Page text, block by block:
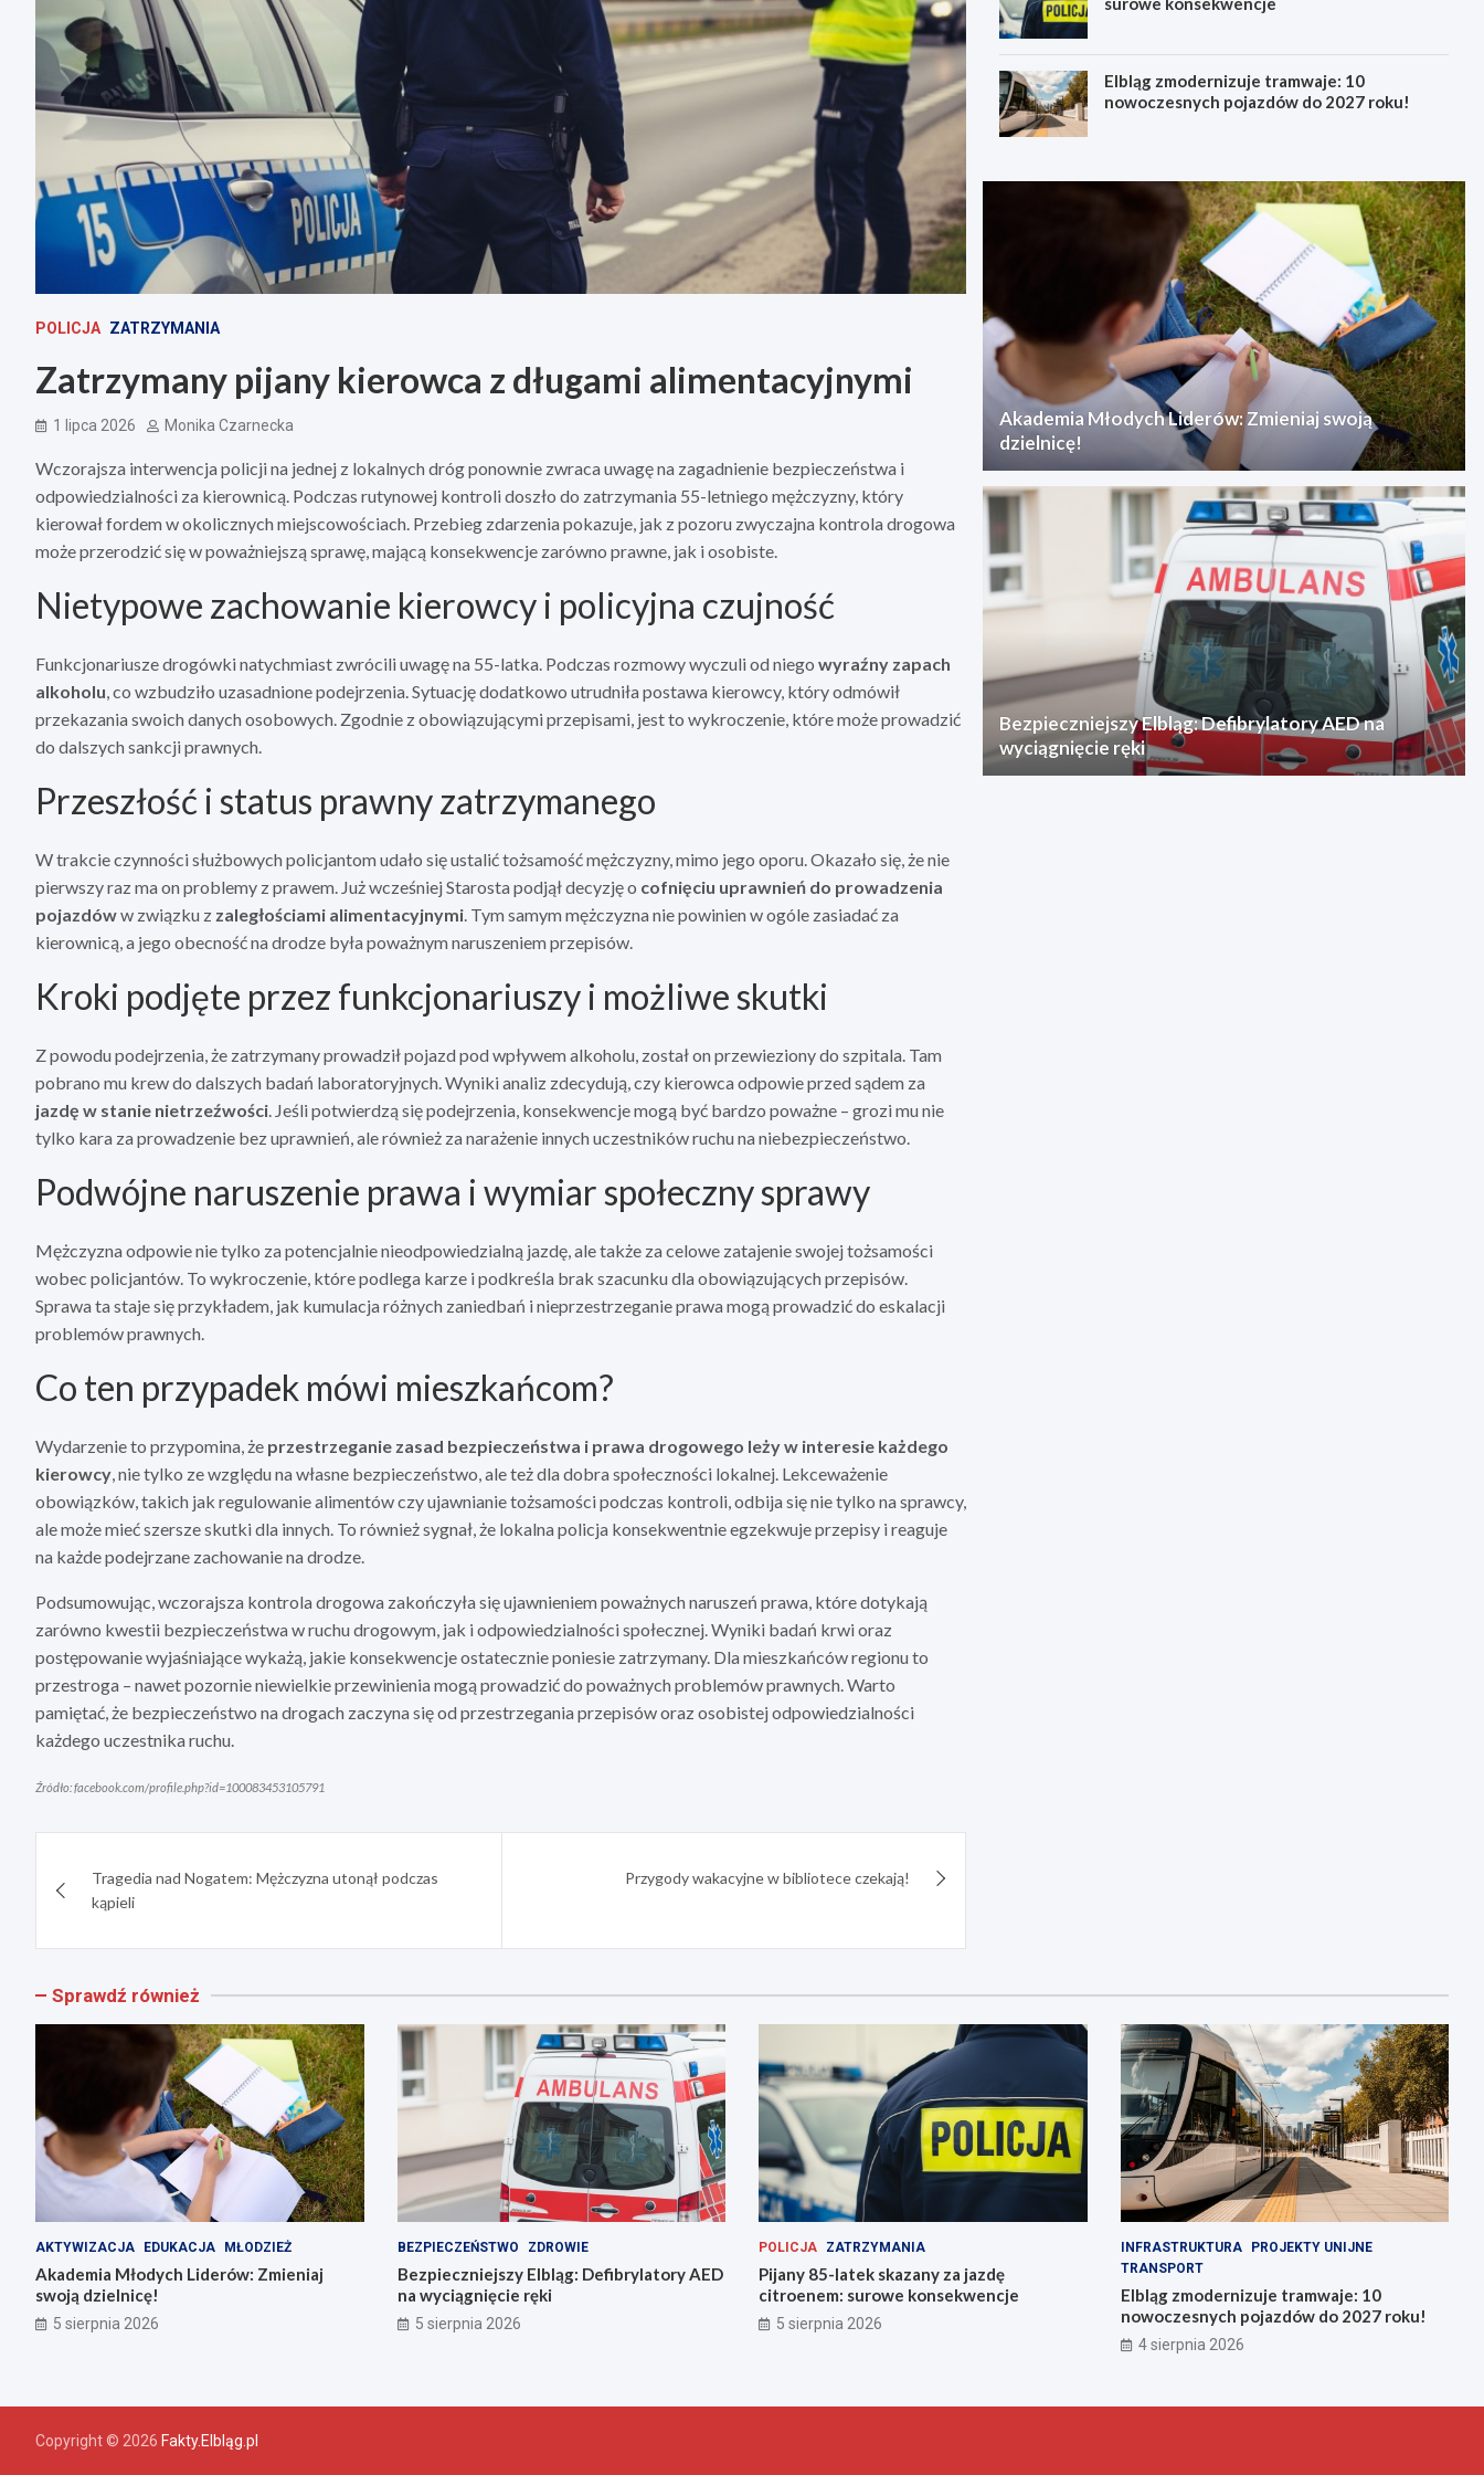
POLICJA ZATRZYMANIA
Zatrzymany pijany kierowca z długami alimentacyjnymi
1 lipca 2026 Monika Czarnecka
Wczorajsza interwencja policji na jednej z lokalnych dróg ponownie zwraca uwagę na zagadnienie bezpieczeństwa i
odpowiedzialności za kierownicą. Podczas rutynowej kontroli doszło do zatrzymania 55-letniego mężczyzny, który
kierował fordem w okolicznych miejscowościach. Przebieg zdarzenia pokazuje, jak z pozoru zwyczajna kontrola drogowa
może przerodzić się w poważniejszą sprawę, mającą konsekwencje zarówno prawne, jak i osobiste.
Nietypowe zachowanie kierowcy i policyjna czujność
Funkcjonariusze drogówki natychmiast zwrócili uwagę na 55-latka. Podczas rozmowy wyczuli od niego wyraźny zapach
alkoholu, co wzbudziło uzasadnione podejrzenia. Sytuację dodatkowo utrudniła postawa kierowcy, który odmówił
przekazania swoich danych osobowych. Zgodnie z obowiązującymi przepisami, jest to wykroczenie, które może prowadzić
do dalszych sankcji prawnych.
Przeszłość i status prawny zatrzymanego
W trakcie czynności służbowych policjantom udało się ustalić tożsamość mężczyzny, mimo jego oporu. Okazało się, że nie
pierwszy raz ma on problemy z prawem. Już wcześniej Starosta podjął decyzję o cofnięciu uprawnień do prowadzenia
pojazdóww związku z zaległościami alimentacyjnymi. Tym samym mężczyzna nie powinien w ogóle zasiadać za
kierownicą, a jego obecność na drodze była poważnym naruszeniem przepisów.
Kroki podjęte przez funkcjonariuszy i możliwe skutki
Z powodu podejrzenia, że zatrzymany prowadził pojazd pod wpływem alkoholu, został on przewieziony do szpitala. Tam
pobrano mu krew do dalszych badań laboratoryjnych. Wyniki analiz zdecydują, czy kierowca odpowie przed sądem za
jazdę w stanie nietrzeźwości. Jeśli potwierdzą się podejrzenia, konsekwencje mogą być bardzo poważne – grozi mu nie
tylko kara za prowadzenie bez uprawnień, ale również za narażenie innych uczestników ruchu na niebezpieczeństwo.
Podwójne naruszenie prawa i wymiar społeczny sprawy
Mężczyzna odpowie nie tylko za potencjalnie nieodpowiedzialną jazdę, ale także za celowe zatajenie swojej tożsamości
wobec policjantów. To wykroczenie, które podlega karze i podkreśla brak szacunku dla obowiązujących przepisów.
Sprawa ta staje się przykładem, jak kumulacja różnych zaniedbań i nieprzestrzeganie prawa mogą prowadzić do eskalacji
problemów prawnych.
Co ten przypadek mówi mieszkańcom?
Wydarzenie to przypomina, że przestrzeganie zasad bezpieczeństwa i prawa drogowego leży w interesie każdego
kierowcy, nie tylko ze względu na własne bezpieczeństwo, ale też dla dobra społeczności lokalnej. Lekceważenie
obowiązków, takich jak regulowanie alimentów czy ujawnianie tożsamości podczas kontroli, odbija się nie tylko na sprawcy,
ale może mieć szersze skutki dla innych. To również sygnał, że lokalna policja konsekwentnie egzekwuje przepisy i reaguje
na każde podejrzane zachowanie na drodze.
Podsumowując, wczorajsza kontrola drogowa zakończyła się ujawnieniem poważnych naruszeń prawa, które dotykają
zarówno kwestii bezpieczeństwa w ruchu drogowym, jak i odpowiedzialności społecznej. Wyniki badań krwi oraz
postępowanie wyjaśniające wykażą, jakie konsekwencje ostatecznie poniesie zatrzymany. Dla mieszkańców regionu to
przestroga – nawet pozornie niewielkie przewinienia mogą prowadzić do poważnych problemów prawnych. Warto
pamiętać, że bezpieczeństwo na drogach zaczyna się od przestrzegania przepisów oraz osobistej odpowiedzialności
każdego uczestnika ruchu.
Źródło: facebook.com/profile.php?id=100083453105791
wpisuTragedia nad Nogatem: Mężczyzna utonął podczas
kąpieli
Przygody wakacyjne w bibliotece czekają!
Elbląg zmodernizuje tramwaje: 10
nowoczesnych pojazdów do 2027 roku!
Akademia Młodych Liderów: Zmieniaj swoją
dzielnicę!
Bezpieczniejszy Elbląg: Defibrylatory AED na
wyciągnięcie ręki
Sprawdź również
AKTYWIZACJA EDUKACJA MŁODZIEŻ
Akademia Młodych Liderów: Zmieniaj
swoją dzielnicę!
5 sierpnia 2026
BEZPIECZEŃSTWO ZDROWIE
Bezpieczniejszy Elbląg: Defibrylatory AED
na wyciągnięcie ręki
5 sierpnia 2026
POLICJA ZATRZYMANIA
Pijany 85-latek skazany za jazdę
citroenem: surowe konsekwencje
5 sierpnia 2026
INFRASTRUKTURA
PROJEKTY UNIJNE
TRANSPORT
Elbląg zmodernizuje tramwaje: 10
nowoczesnych pojazdów do 2027 roku!
4 sierpnia 2026
Copyright © 2026 Fakty.Elbląg.pl